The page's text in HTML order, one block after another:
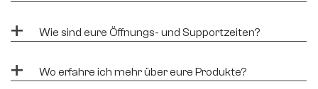
+ Wie sind eure Öffnungs- und Supportzeiten?
+ Wo erfahre ich mehr über eure Produkte?